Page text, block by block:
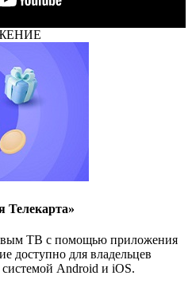
Телекарта»
ТВ с помощью приложения
доступно для владельцев
Android и iOS.